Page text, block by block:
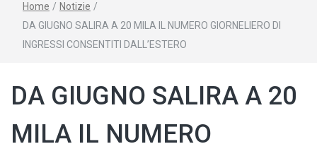
Home / Notizie /
DA GIUGNO SALIRA A 20 MILA IL NUMERO GIORNELIERO DI
INGRESSI CONSENTITI DALL’ESTERO
DA GIUGNO SALIRA A 20
MILA IL NUMERO